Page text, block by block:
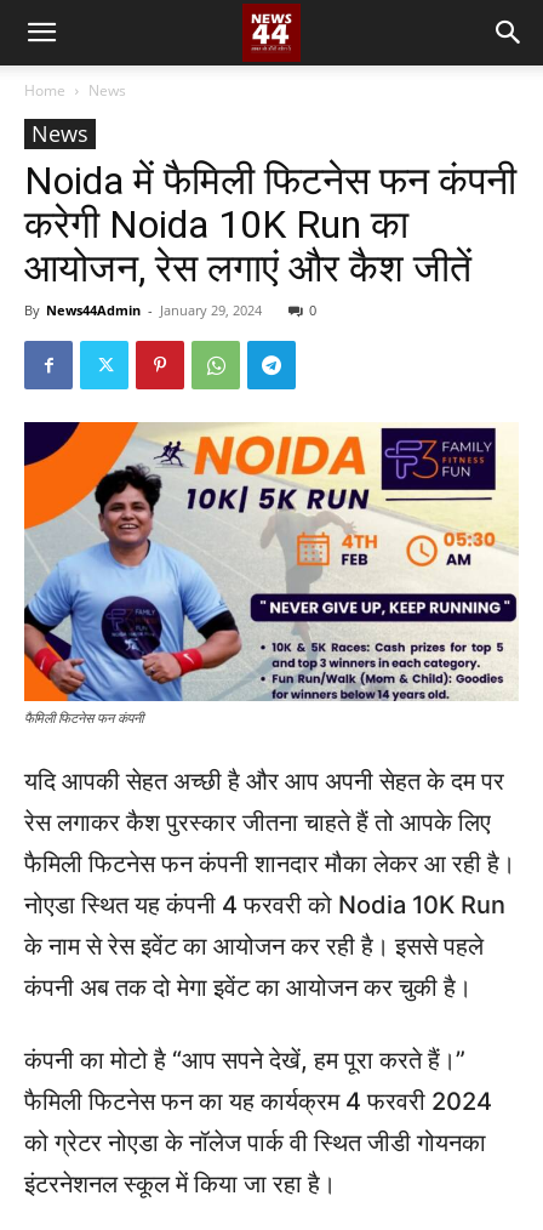
Home News
News
Noida में फैमिली फिटनेस फन कंपनी
करेगी Noida 10K Run का
आयोजन, रेस लगाएं और कैश जीतें
By News44Admin - January 29, 2024 0
फैमिली फिटनेस फन कंपनी
यदि आपकी सेहत अच्छी है और आप अपनी सेहत के दम पर
रेस लगाकर कैश पुरस्कार जीतना चाहते हैं तो आपके लिए
फैमिली फिटनेस फन कंपनी शानदार मौका लेकर आ रही है।
नोएडा स्थित यह कंपनी 4 फरवरी को Nodia 10K Run
के नाम से रेस इवेंट का आयोजन कर रही है। इससे पहले
कंपनी अब तक दो मेगा इवेंट का आयोजन कर चुकी है।
कंपनी का मोटो है “आप सपने देखें, हम पूरा करते हैं।”
फैमिली फिटनेस फन का यह कार्यक्रम 4 फरवरी 2024
को ग्रेटर नोएडा के नॉलेज पार्क वी स्थित जीडी गोयनका
इंटरनेशनल स्कूल में किया जा रहा है।